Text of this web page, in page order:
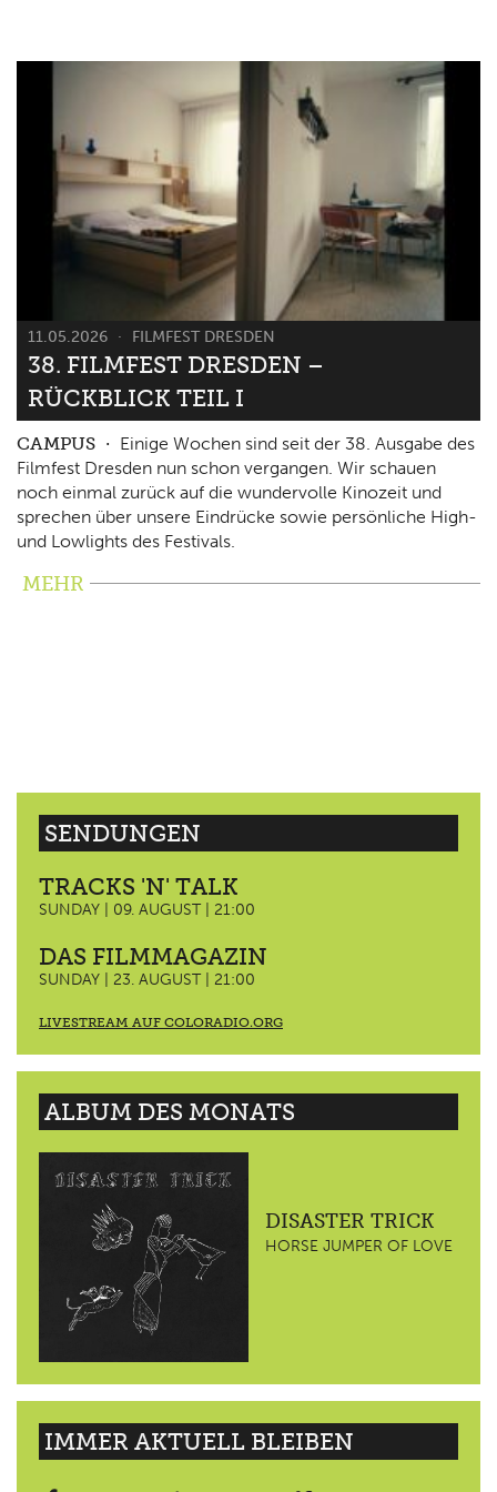
11.05.2026 FILMFEST DRESDEN
38. FILMFEST DRESDEN –
RÜCKBLICK TEIL I
CAMPUS
Einige Wochen sind seit der 38. Ausgabe des
Filmfest Dresden nun schon vergangen. Wir schauen
noch einmal zurück auf die wundervolle Kinozeit und
sprechen über unsere Eindrücke sowie persönliche High-
und Lowlights des Festivals.
MEHR
SENDUNGEN
TRACKS 'N' TALK
SUNDAY | 09. AUGUST | 21:00
DAS FILMMAGAZIN
SUNDAY | 23. AUGUST | 21:00
LIVESTREAM AUF COLORADIO.ORG
ALBUM DES MONATS
DISASTER TRICK
HORSE JUMPER OF LOVE
IMMER AKTUELL BLEIBEN